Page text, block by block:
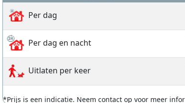
Per dag
Per dag en nacht
Uitlaten per keer
*Prijs is een indicatie. Neem contact op voor meer